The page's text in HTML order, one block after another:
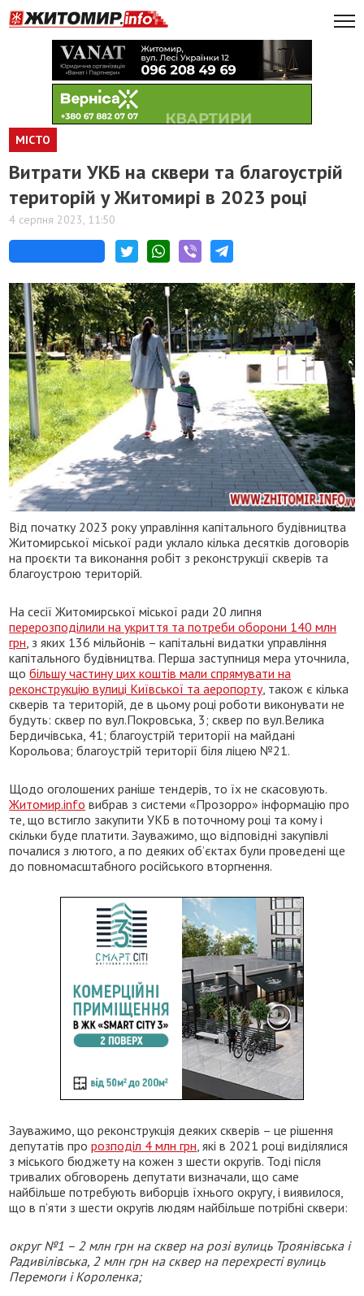
МІСТО
Витрати УКБ на сквери та благоустрій
територій у Житомирі в 2023 році
4 серпня 2023, 11:50
Від початку 2023 року управління капітального будівництва
Житомирської міської ради уклало кілька десятків договорів
на проєкти та виконання робіт з реконструкції скверів та
благоустрою територій.
На сесії Житомирської міської ради 20 липня
перерозподілили на укриття та потреби оборони 140 млн
грн , з яких 136 мільйонів – капітальні видатки управління
капітального будівництва. Перша заступниця мера уточнила,
щобільшу частину цих коштів мали спрямувати на
реконструкцію вулиці Київської та аеропорту, також є кілька
скверів та територій, де в цьому році роботи виконувати не
будуть: сквер по вул.Покровська, 3; сквер по вул.Велика
Бердичівська, 41; благоустрій території на майдані
Корольова; благоустрій території біля ліцею №21.
Щодо оголошених раніше тендерів, то їх не скасовують.
Житомир.info вибрав з системи «Прозорро» інформацію про
те, що встигло закупити УКБ в поточному році та кому і
скільки буде платити. Зауважимо, що відповідні закупівлі
почалися з лютого, а по деяких об’єктах були проведені ще
до повномасштабного російського вторгнення.
Зауважимо, що реконструкція деяких скверів – це рішення
депутатів пророзподіл 4 млн грн , які в 2021 році виділялися
з міського бюджету на кожен з шести округів. Тоді після
тривалих обговорень депутати визначали, що саме
найбільше потребують виборців їхнього округу, і виявилося,
що в п’яти з шести округів людям найбільше потрібні сквери:
округ №1 – 2 млн грн на сквер на розі вулиць Троянівська і
Радивілівська, 2 млн грн на сквер на перехресті вулиць
Перемоги і Короленка;